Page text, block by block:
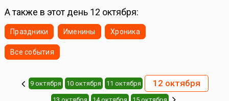
А также в этот день 12 октября:
Праздники Именины Хроника
Все события
9 октября 10 октября 11 октября 12 октября